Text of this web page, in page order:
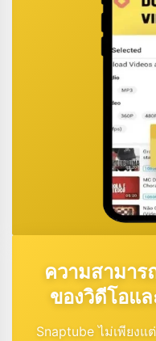
ความสามา
ของวิดีโอแ
Snaptube ไม่เพียง